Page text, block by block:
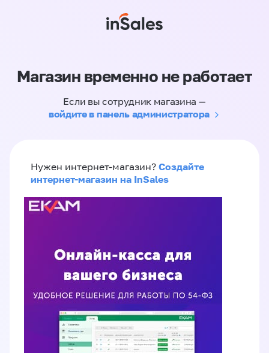
Магазин временно не работает
Если вы сотрудник магазина —
войдите в панель администратора
Нужен интернет-магазин? Создайте
интернет-магазин на InSales